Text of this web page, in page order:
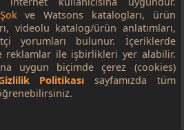
Şokve Watsons katalogları, ürün
videolu katalog/ürün anlatımları,
yorumları bulunur. İçeriklerde
reklamlar ile işbirlikleri yer alabilir.
uygun biçimde çerez (cookies)
Politikası sayfamızda tüm